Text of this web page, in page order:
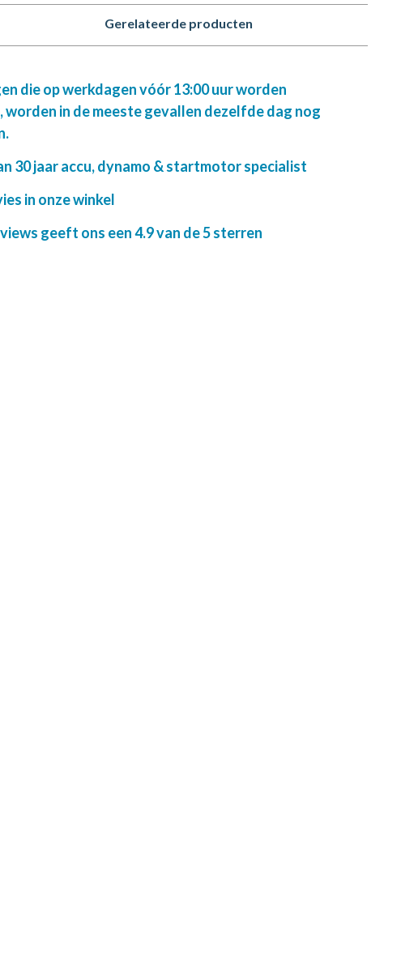
Gerelateerde producten
die op werkdagen vóór 13:00 uur worden
in de meeste gevallen dezelfde dag nog
30 jaar accu, dynamo & startmotor specialist
in onze winkel
geeft ons een 4.9 van de 5 sterren